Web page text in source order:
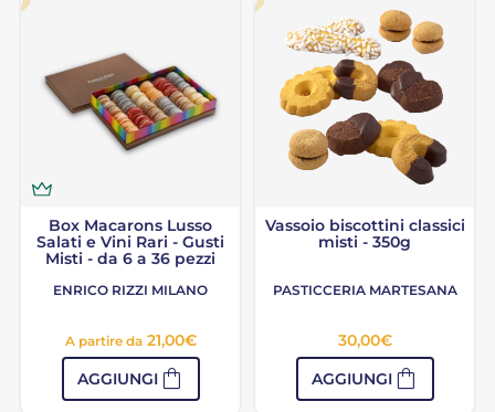
Box Macarons Lusso
Salati e Vini Rari - Gusti
Misti - da 6 a 36 pezzi
ENRICO RIZZI MILANO
A partire da 21,00€
AGGIUNGIshopping_bag
Vassoio biscottini classici
misti - 350g
PASTICCERIA MARTESANA
30,00€
AGGIUNGIshopping_bag